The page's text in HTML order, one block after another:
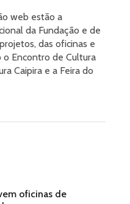
web estão a
da Fundação e de
das oficinas e
Encontro de Cultura
Caipira e a Feira do
oficinas de